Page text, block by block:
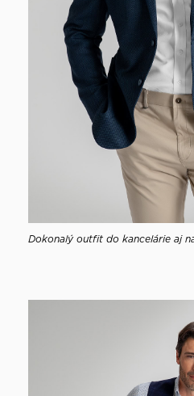
Dokonalý outfit do kancelárie aj